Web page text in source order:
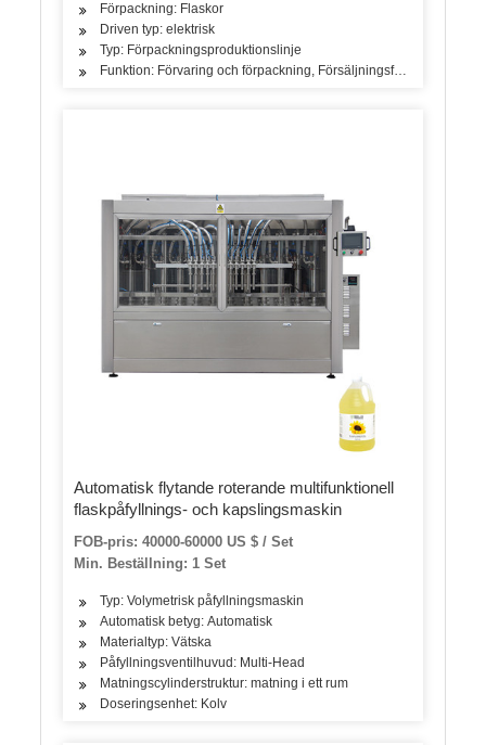
Förpackning: Flaskor
Driven typ: elektrisk
Typ: Förpackningsproduktionslinje
Funktion: Förvaring och förpackning, Försäljningsförpackning
Automatisk flytande roterande multifunktionell
flaskpåfyllnings- och kapslingsmaskin
FOB-pris: 40000-60000 US $ / Set
Min. Beställning: 1 Set
Typ: Volymetrisk påfyllningsmaskin
Automatisk betyg: Automatisk
Materialtyp: Vätska
Påfyllningsventilhuvud: Multi-Head
Matningscylinderstruktur: matning i ett rum
Doseringsenhet: Kolv